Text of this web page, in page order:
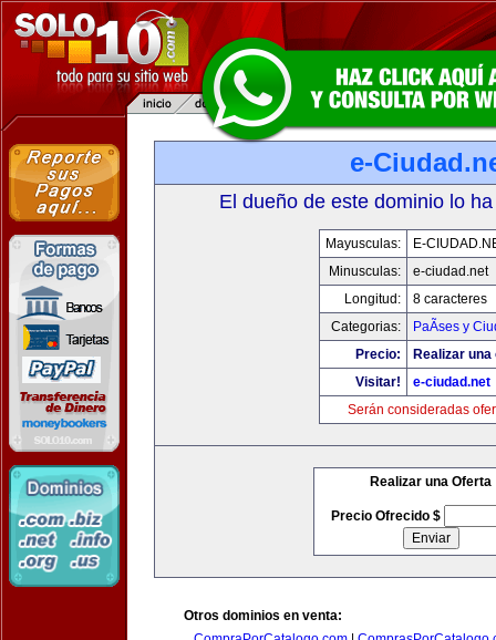
e-
El dueño de este dominio lo
Mayusculas:
E-
Minusculas:
e-ciudad.net
Longitud:
8 caracteres
Categorias:
PaÃ­ses y
Precio:
Realizar
Visitar!
e-ciudad.net
Serán consideradas
Realizar una Oferta
Precio Ofrecido $
Otros dominios en venta: